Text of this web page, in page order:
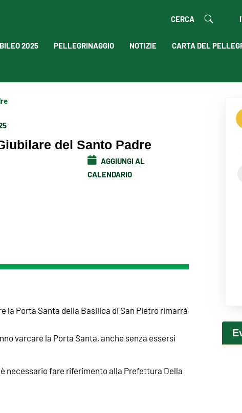
CERCA
2025 PELLEGRINAGGIO NOTIZIE CARTA DEL
del Santo Padre
AGGIUNGI AL
CALENDARIO
la Porta Santa della Basilica di San Pietro rimarrà
varcare la Porta Santa, anche senza essersi
necessario fare riferimento alla Prefettura Della